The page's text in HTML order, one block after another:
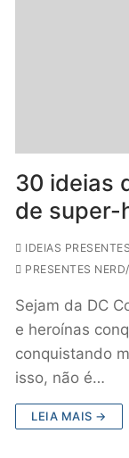
30 ideias
de super-
IDEIAS PRESENTES
PRESENTES
Sejam da DC
e heroínas
conquistando
isso, não é…
LEIA MAIS →